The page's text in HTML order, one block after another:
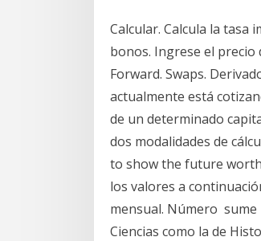
Calcular. Calcula la tasa
bonos. Ingrese el
Forward. Swaps.
actualmente está
de un determinado
dos modalidades de
to show the future worth
los valores a
mensual. Número
Ciencias como la de